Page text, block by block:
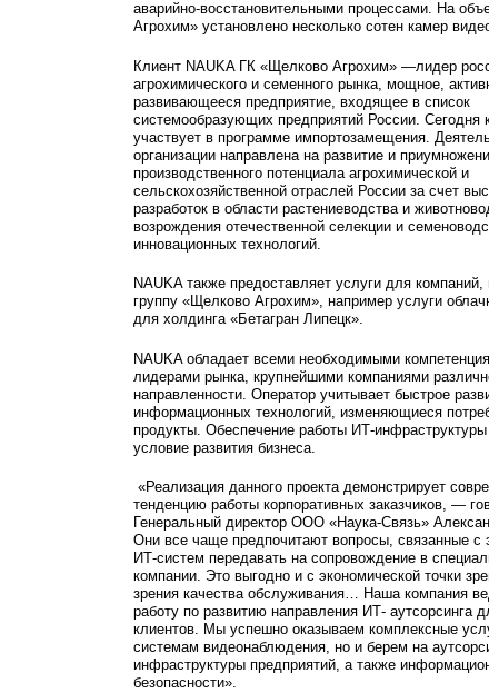
аварийно-восстановительными процессами. На
Агрохим» установлено несколько сотен камер
Клиент NAUKA ГК «Щелково Агрохим» —лидер
агрохимического и семенного рынка, мощное,
развивающееся предприятие, входящее в список
системообразующих предприятий России. Сегодня
участвует в программе импортозамещения.
организации направлена на развитие и
производственного потенциала агрохимической и
сельскохозяйственной отраслей России за счет
разработок в области растениеводства и
возрождения отечественной селекции и
инновационных технологий.
NAUKA также предоставляет услуги для
группу «Щелково Агрохим», например услуги
для холдинга «Бетагран Липецк».
NAUKA обладает всеми необходимыми
лидерами рынка, крупнейшими компаниями
направленности. Оператор учитывает быстрое
информационных технологий, изменяющиеся
продукты. Обеспечение работы ИТ-
условие развития бизнеса.
«Реализация данного проекта демонстрирует
тенденцию работы корпоративных заказчиков, —
Генеральный директор ООО «Наука-Связь»
Они все чаще предпочитают вопросы, связанные с
ИТ-систем передавать на сопровождение в
компании. Это выгодно и с экономической точки
зрения качества обслуживания… Наша компания
работу по развитию направления ИТ- аутсорсинга
клиентов. Мы успешно оказываем комплексные
системам видеонаблюдения, но и берем на
инфраструктуры предприятий, а также
безопасности».